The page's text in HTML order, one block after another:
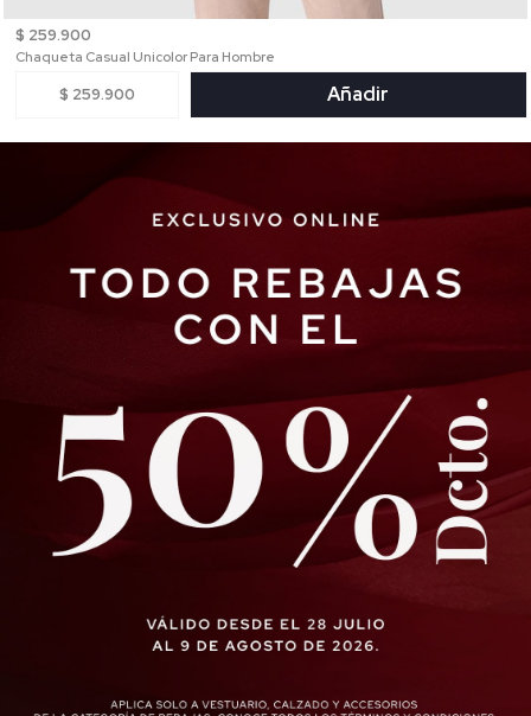
$ 259.900
Chaqueta Casual Unicolor Para Hombre
$ 259.900 Añadir